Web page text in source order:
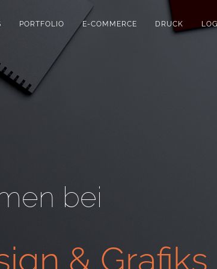
PORTFOLIO E-COMMERCE DRUCK
bei
& Grafiks